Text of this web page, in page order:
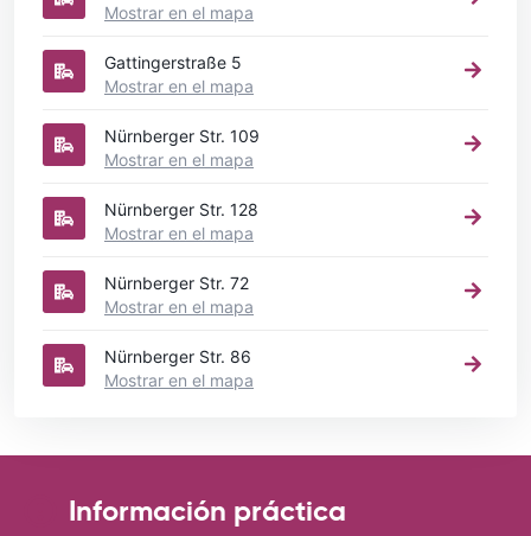
Mostrar en el mapa
Gattingerstraße 5
Mostrar en el mapa
Nürnberger Str. 109
Mostrar en el mapa
Nürnberger Str. 128
Mostrar en el mapa
Nürnberger Str. 72
Mostrar en el mapa
Nürnberger Str. 86
Mostrar en el mapa
Información práctica